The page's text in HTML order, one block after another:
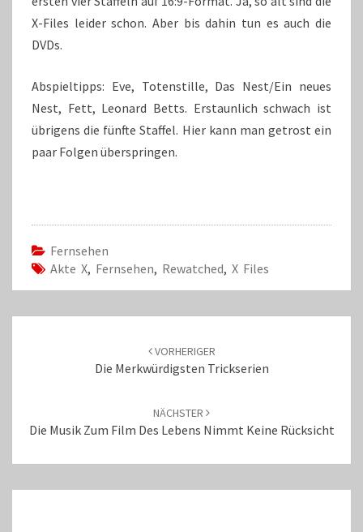
X-Files leider schon. Aber bis dahin tun es auch die
DVDs.
Abspieltipps: Eve, Totenstille, Das Nest/Ein neues
Nest, Fett, Leonard Betts. Erstaunlich schwach ist
übrigens die fünfte Staffel. Hier kann man getrost ein
paar Folgen überspringen.
Fernsehen
Akte X, Fernsehen, Rewatched, X Files
VORHERIGER
Die Merkwürdigsten Trickserien
NÄCHSTER
Die Musik Zum Film Des Lebens Nimmt Keine Rücksicht